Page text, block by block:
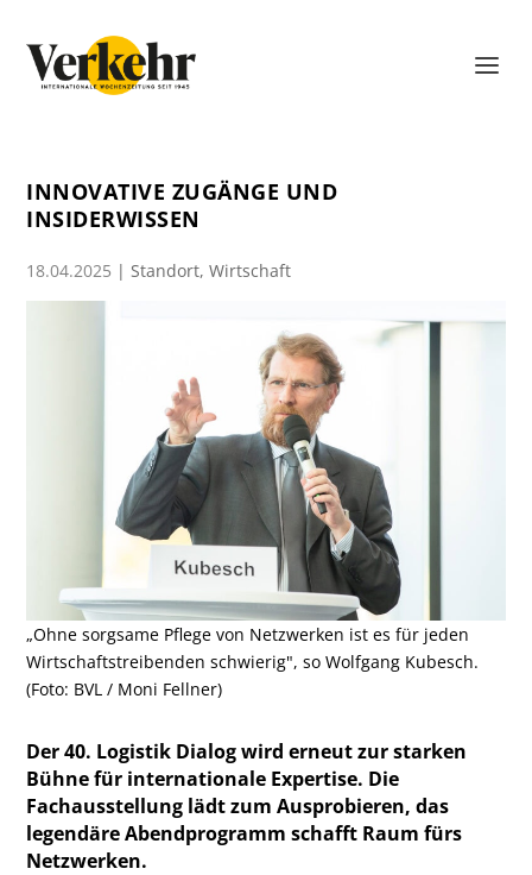
INNOVATIVE ZUGÄNGE UND
INSIDERWISSEN
18.04.2025 |Standort,Wirtschaft
„Ohne sorgsame Pflege von Netzwerken ist es für jeden
Wirtschaftstreibenden schwierig", so Wolfgang Kubesch.
(Foto: BVL / Moni Fellner)
Der 40. Logistik Dialog wird erneut zur starken
Bühne für internationale Expertise. Die
Fachausstellung lädt zum Ausprobieren, das
legendäre Abendprogramm schafft Raum fürs
Netzwerken.